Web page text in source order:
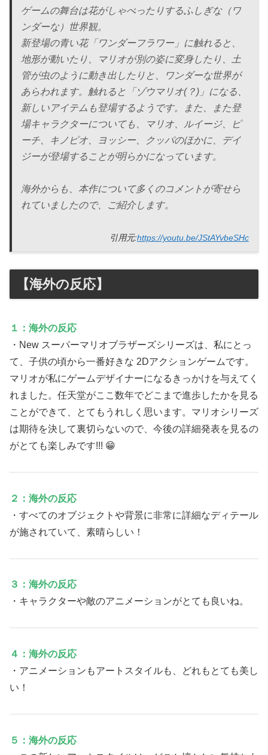
ゲームの舞台は花がしゃべったりするふしぎな（ワ
ンダーな）世界観。
新登場の青い花「ワンダーフラワー」に触れると、
地形が動いたり、マリオが別の姿に変身したり、土
管が虫のように動き出したりと、ワンダーな世界が
あらわれます。触れると「ゾウマリオ(？)」になる、
新しいアイテムも登場するようです。また、また登
場キャラクターについても、マリオ、ルイージ、ピ
ーチ、キノピオ、ヨッシー、クッパのほかに、デイ
ジーが登場することが明らかになっています。
海外からも、本作について多くのコメントが寄せら
れていましたので、ご紹介します。
引用元:https://youtu.be/JStAYvbeSHc
【海外の反応】
１：海外の反応
・New スーパーマリオブラザーズシリーズは、私にとっ
て、子供の頃から一番好きな 2Dアクションゲームです。
マリオが私にゲームデザイナーになるきっかけを与えてく
れました。任天堂がここ数年でどこまで進歩したかを見る
ことができて、とてもうれしく思います。マリオシリーズ
は期待を決して裏切らないので、今後の詳細発表を見るの
がとても楽しみです!!! 😁
２：海外の反応
・すべてのオブジェクトや背景に非常に詳細なディテール
が施されていて、素晴らしい！
３：海外の反応
・キャラクターや敵のアニメーションがとても良いね。
４：海外の反応
・アニメーションもアートスタイルも、どれもとても美し
い！
５：海外の反応